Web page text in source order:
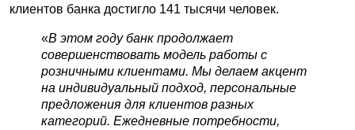
клиентов банка достигло 141 тысячи человек.
«В этом году банк продолжает
совершенствовать модель работы с
розничными клиентами. Мы делаем акцент
на индивидуальный подход, персональные
предложения для клиентов разных
категорий. Ежедневные потребности,